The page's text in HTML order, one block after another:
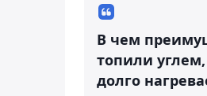
В чем
топили углем,
долго